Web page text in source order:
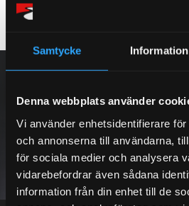
Samtycke Information
Denna webbplats använder
Vi använder enhetsidentifierare
och annonserna till användarna,
för sociala medier och analysera
vidarebefordrar även sådana
information från din enhet till de
Add to favorites
Your personal information is processed in